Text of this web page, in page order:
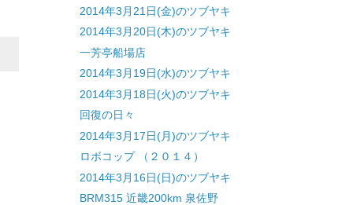
2014年3月21日(金)のツブヤキ
2014年3月20日(木)のツブヤキ
一芳亭船場店
2014年3月19日(水)のツブヤキ
2014年3月18日(火)のツブヤキ
回復の日々
2014年3月17日(月)のツブヤキ
ロボコップ （２０１４）
2014年3月16日(日)のツブヤキ
BRM315 近畿200km 泉佐野